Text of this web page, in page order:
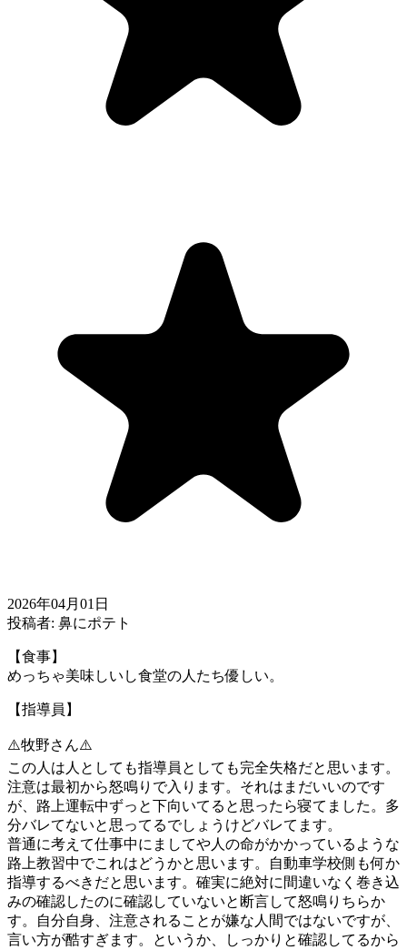
2026年04月01日
投稿者: 鼻にポテト
【食事】
めっちゃ美味しいし食堂の人たち優しい。
【指導員】
⚠️牧野さん⚠️
この人は人としても指導員としても完全失格だと思います。
注意は最初から怒鳴りで入ります。それはまだいいのです
が、路上運転中ずっと下向いてると思ったら寝てました。多
分バレてないと思ってるでしょうけどバレてます。
普通に考えて仕事中にましてや人の命がかかっているような
路上教習中でこれはどうかと思います。自動車学校側も何か
指導するべきだと思います。確実に絶対に間違いなく巻き込
みの確認したのに確認していないと断言して怒鳴りちらか
す。自分自身、注意されることが嫌な人間ではないですが、
言い方が酷すぎます。というか、しっかりと確認してるから